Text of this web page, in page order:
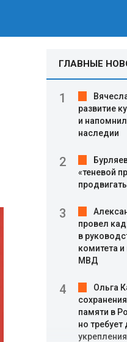
ГЛАВНЫЕ
развитие
и
наследии
«теневой
провел
в
комитета и
МВД
Ольга
памяти в
но
укрепления